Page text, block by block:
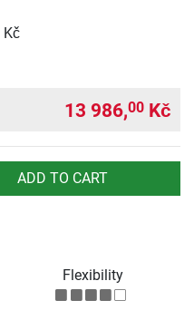
Kč
13 986,00 Kč
ADD TO CART
Flexibility